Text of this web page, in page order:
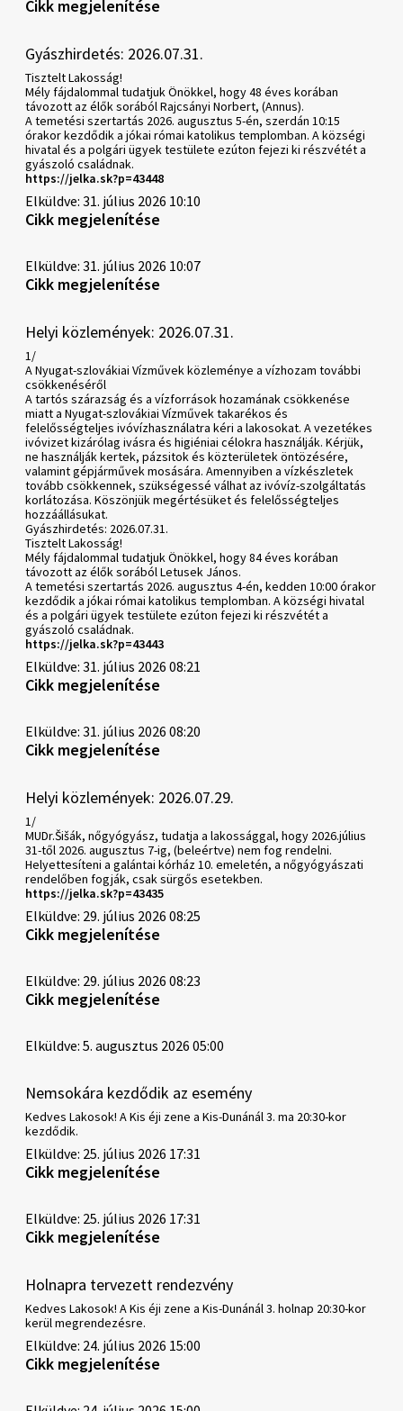
Cikk megjelenítése
Gyászhirdetés: 2026.07.31.
Tisztelt Lakosság!
Mély fájdalommal tudatjuk Önökkel, hogy 48 éves korában
távozott az élők sorából Rajcsányi Norbert, (Annus).
A temetési szertartás 2026. augusztus 5-én, szerdán 10:15
órakor kezdődik a jókai római katolikus templomban. A községi
hivatal és a polgári ügyek testülete ezúton fejezi ki részvétét a
gyászoló családnak.
https://jelka.sk?p=43448
Elküldve: 31. július 2026 10:10
Cikk megjelenítése
Elküldve: 31. július 2026 10:07
Cikk megjelenítése
Helyi közlemények: 2026.07.31.
1/
A Nyugat-szlovákiai Vízművek közleménye a vízhozam további
csökkenéséről
A tartós szárazság és a vízforrások hozamának csökkenése
miatt a Nyugat-szlovákiai Vízművek takarékos és
felelősségteljes ivóvízhasználatra kéri a lakosokat. A vezetékes
ivóvizet kizárólag ivásra és higiéniai célokra használják. Kérjük,
ne használják kertek, pázsitok és közterületek öntözésére,
valamint gépjárművek mosására. Amennyiben a vízkészletek
tovább csökkennek, szükségessé válhat az ivóvíz-szolgáltatás
korlátozása. Köszönjük megértésüket és felelősségteljes
hozzáállásukat.
Gyászhirdetés: 2026.07.31.
Tisztelt Lakosság!
Mély fájdalommal tudatjuk Önökkel, hogy 84 éves korában
távozott az élők sorából Letusek János.
A temetési szertartás 2026. augusztus 4-én, kedden 10:00 órakor
kezdődik a jókai római katolikus templomban. A községi hivatal
és a polgári ügyek testülete ezúton fejezi ki részvétét a
gyászoló családnak.
https://jelka.sk?p=43443
Elküldve: 31. július 2026 08:21
Cikk megjelenítése
Elküldve: 31. július 2026 08:20
Cikk megjelenítése
Helyi közlemények: 2026.07.29.
1/
MUDr.Šišák, nőgyógyász, tudatja a lakossággal, hogy 2026.július
31-től 2026. augusztus 7-ig, (beleértve) nem fog rendelni.
Helyettesíteni a galántai kórház 10. emeletén, a nőgyógyászati
rendelőben fogják, csak sürgős esetekben.
https://jelka.sk?p=43435
Elküldve: 29. július 2026 08:25
Cikk megjelenítése
Elküldve: 29. július 2026 08:23
Cikk megjelenítése
Elküldve: 5. augusztus 2026 05:00
Nemsokára kezdődik az esemény
Kedves Lakosok! A Kis éji zene a Kis-Dunánál 3. ma 20:30-kor
kezdődik.
Elküldve: 25. július 2026 17:31
Cikk megjelenítése
Elküldve: 25. július 2026 17:31
Cikk megjelenítése
Holnapra tervezett rendezvény
Kedves Lakosok! A Kis éji zene a Kis-Dunánál 3. holnap 20:30-kor
kerül megrendezésre.
Elküldve: 24. július 2026 15:00
Cikk megjelenítése